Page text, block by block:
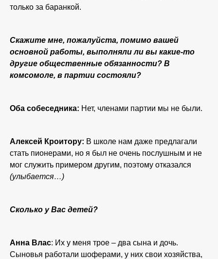
только за баранкой.
Скажите мне, пожалуйста, помимо вашей
основной работы, выполняли ли вы какие-то
другие общественные обязанности? В
комсомоле, в партии состояли?
Оба собеседника: Нет, членами партии мы не были.
Алексей Кроитору: В школе нам даже предлагали
стать пионерами, но я был не очень послушным и не
мог служить примером другим, поэтому отказался
(улыбается…)
Сколько у Вас детей?
Анна Влас: Их у меня трое – два сына и дочь.
Сыновья работали шоферами, у них свои хозяйства,